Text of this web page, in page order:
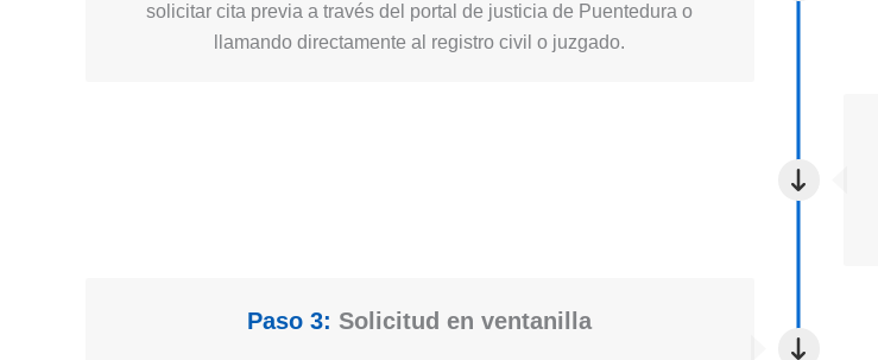
solicitar cita previa a través del portal de justicia de Puentedura o
llamando directamente al registro civil o juzgado.
Paso 3: Solicitud en ventanilla